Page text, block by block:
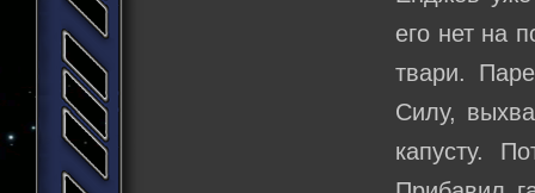
его нет на
твари.
Силу,
капусту.